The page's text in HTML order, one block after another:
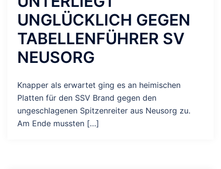
UNGLÜCKLICH GEGEN
TABELLENFÜHRER SV
NEUSORG
Knapper als erwartet ging es an heimischen
Platten für den SSV Brand gegen den
ungeschlagenen Spitzenreiter aus Neusorg zu.
Am Ende mussten […]